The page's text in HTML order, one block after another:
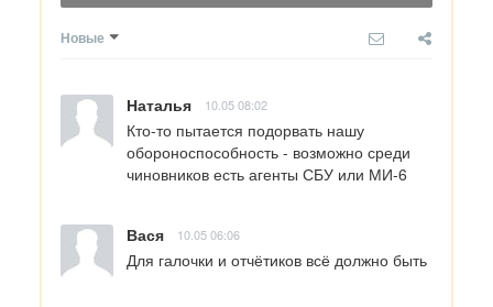
Новые
Наталья 10.05 08:02
Кто-то пытается подорвать нашу
обороноспособность - возможно среди
чиновников есть агенты СБУ или МИ-6
Вася 10.05 06:06
Для галочки и отчётиков всё должно быть